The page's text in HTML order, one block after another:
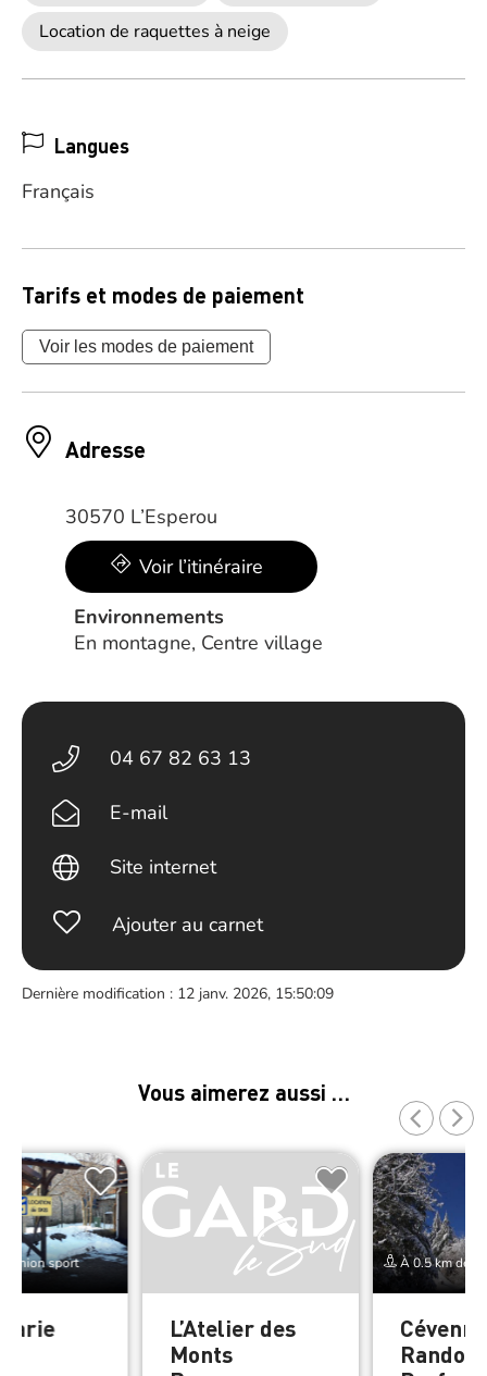
Location de raquettes à neige
Langues
Français
Tarifs et modes de paiement
Voir les modes de paiement
Adresse
30570 L’Esperou
Voir l’itinéraire
Environnements
En montagne, Centre village
04 67 82 63 13
E-mail
Site internet
Ajouter au carnet
Dernière modification : 12 janv. 2026, 15:50:09
Vous aimerez aussi …
Thion sport
L’Atelier des
Monts
À 0.5 km de
Randos